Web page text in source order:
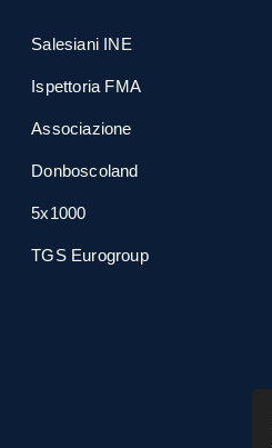
Salesiani INE
Ispettoria FMA
Associazione
Donboscoland
5x1000
TGS Eurogroup